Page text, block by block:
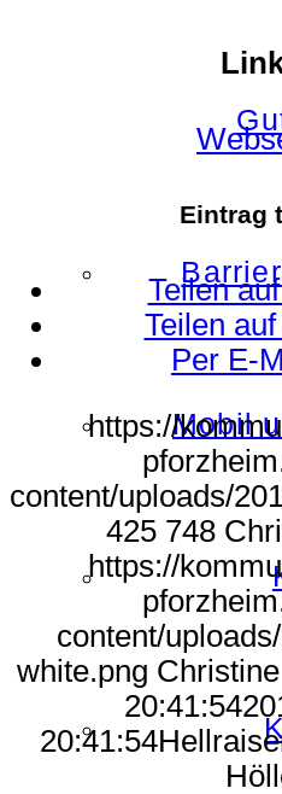
Mobil
Eintrag
Teilen
Teilen
Per E-
https://
content/uploads/
425 748
https://
content/
white.png
20:41:54
20:41:54